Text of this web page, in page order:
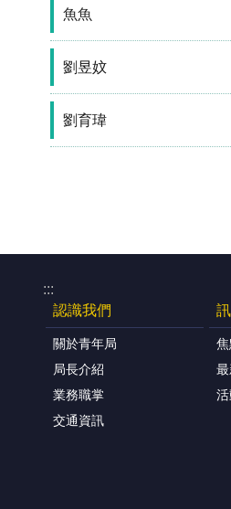
魚魚
劉昱妏
劉育瑋
:::
認識我們
關於青年局
局長介紹
業務職掌
交通資訊